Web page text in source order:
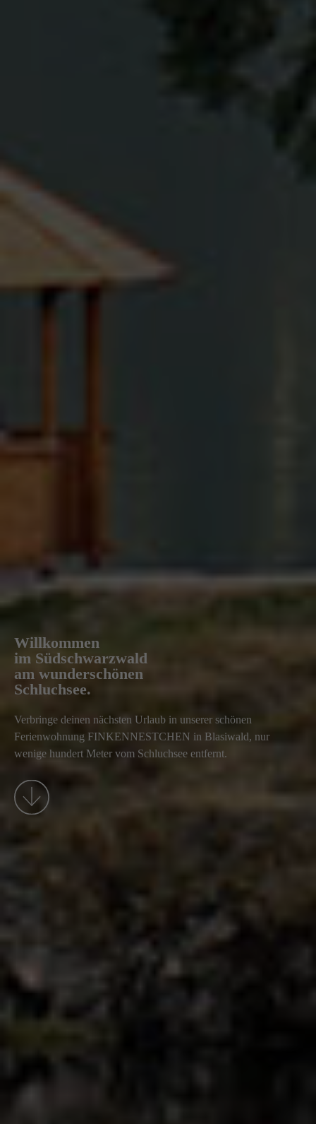
Willkommen
im Südschwarzwald
am wunderschönen
Schluchsee.
Verbringe deinen nächsten Urlaub in unserer schönen
Ferienwohnung FINKENNESTCHEN in Blasiwald, nur
wenige hundert Meter vom Schluchsee entfernt.